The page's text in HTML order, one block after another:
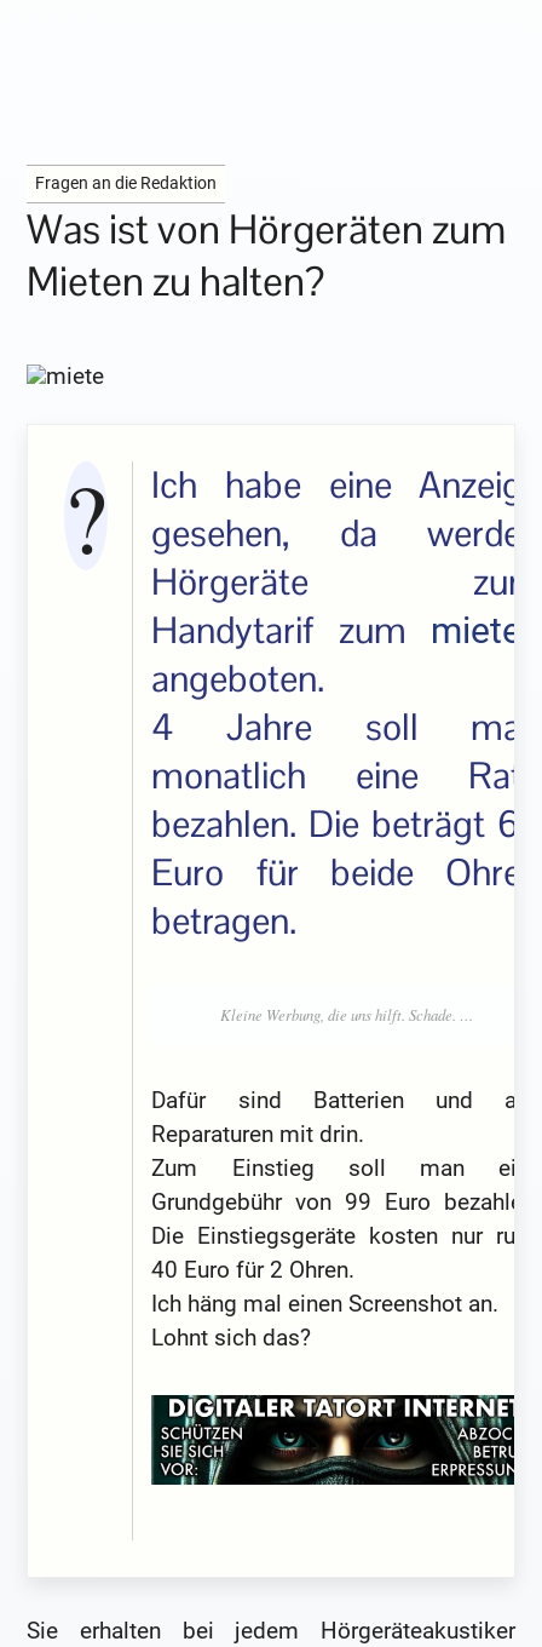
Fragen an die Redaktion
Was ist von Hörgeräten zum
Mieten zu halten?
Ich habe eine Anzeige
gesehen, da werden
Hörgeräte zum
Handytarif zum
miete
angeboten.
4 Jahre soll man
monatlich eine Rate
bezahlen. Die beträgt 60
Euro für beide Ohren
betragen.
Dafür sind Batterien und alle
Reparaturen mit drin.
Zum Einstieg soll man eine
Grundgebühr von 99 Euro bezahlen.
Die Einstiegsgeräte kosten nur rund
40 Euro für 2 Ohren.
Ich häng mal einen Screenshot an.
Lohnt sich das?
Sie erhalten bei jedem Hörgeräteakustiker